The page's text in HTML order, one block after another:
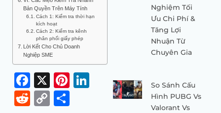
Bản Quyền Trên Máy Tính
Cách 1: Kiểm tra thời hạn
kích hoạt
Cách 2: Kiểm tra kênh
phân phối giấy phép
Lời Kết Cho Chủ Doanh
Nghiệp SME
Facebook
X Pinterest
LinkedIn
RedditCopy
Nghiệm Tối
Ưu Chi Phí &
Tăng Lợi
Nhuận Từ
Chuyên Gia
So Sánh Cấu
Hình PUBG Vs
Valorant Vs